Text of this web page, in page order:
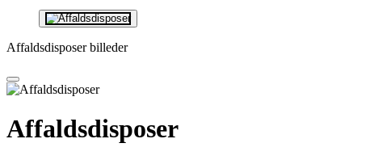
Affaldsdisposer billeder
Affaldsdisposer